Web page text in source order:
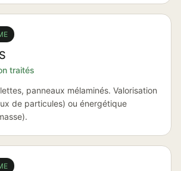
traités
panneaux mélaminés. Valorisation
de particules) ou énergétique